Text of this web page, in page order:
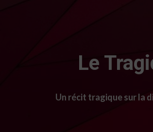
Le
Un récit tragique sur la